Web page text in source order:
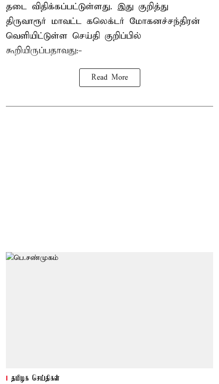
தடை விதிக்கப்பட்டுள்ளது. இது குறித்து
திருவாரூர் மாவட்ட கலெக்டர் மோகனச்சந்திரன்
வெளியிட்டுள்ள செய்தி குறிப்பில்
கூறியிருப்பதாவது:-
Read More
தமிழக செய்திகள்